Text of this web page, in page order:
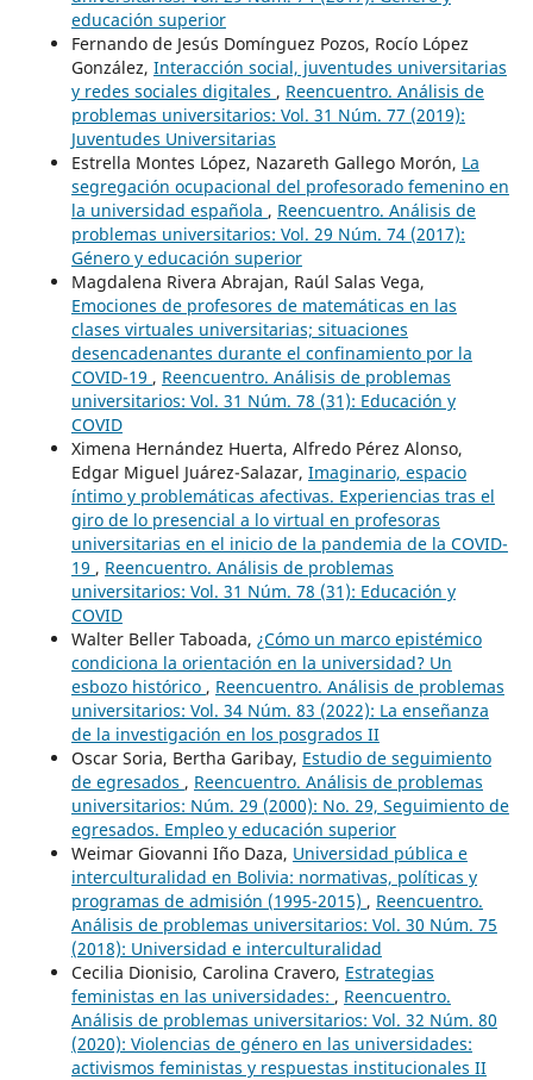
educación superior
Fernando de Jesús Domínguez Pozos, Rocío López
González, Interacción social, juventudes universitarias
y redes sociales digitales , Reencuentro. Análisis de
problemas universitarios: Vol. 31 Núm. 77 (2019):
Juventudes Universitarias
Estrella Montes López, Nazareth Gallego Morón, La
segregación ocupacional del profesorado femenino en
la universidad española , Reencuentro. Análisis de
problemas universitarios: Vol. 29 Núm. 74 (2017):
Género y educación superior
Magdalena Rivera Abrajan, Raúl Salas Vega,
Emociones de profesores de matemáticas en las
clases virtuales universitarias; situaciones
desencadenantes durante el confinamiento por la
COVID-19 , Reencuentro. Análisis de problemas
universitarios: Vol. 31 Núm. 78 (31): Educación y
COVID
Ximena Hernández Huerta, Alfredo Pérez Alonso,
Edgar Miguel Juárez-Salazar, Imaginario, espacio
íntimo y problemáticas afectivas. Experiencias tras el
giro de lo presencial a lo virtual en profesoras
universitarias en el inicio de la pandemia de la COVID-
19 , Reencuentro. Análisis de problemas
universitarios: Vol. 31 Núm. 78 (31): Educación y
COVID
Walter Beller Taboada, ¿Cómo un marco epistémico
condiciona la orientación en la universidad? Un
esbozo histórico , Reencuentro. Análisis de problemas
universitarios: Vol. 34 Núm. 83 (2022): La enseñanza
de la investigación en los posgrados II
Oscar Soria, Bertha Garibay, Estudio de seguimiento
de egresados , Reencuentro. Análisis de problemas
universitarios: Núm. 29 (2000): No. 29, Seguimiento de
egresados. Empleo y educación superior
Weimar Giovanni Iño Daza, Universidad pública e
interculturalidad en Bolivia: normativas, políticas y
programas de admisión (1995-2015) , Reencuentro.
Análisis de problemas universitarios: Vol. 30 Núm. 75
(2018): Universidad e interculturalidad
Cecilia Dionisio, Carolina Cravero, Estrategias
feministas en las universidades: , Reencuentro.
Análisis de problemas universitarios: Vol. 32 Núm. 80
(2020): Violencias de género en las universidades:
activismos feministas y respuestas institucionales II